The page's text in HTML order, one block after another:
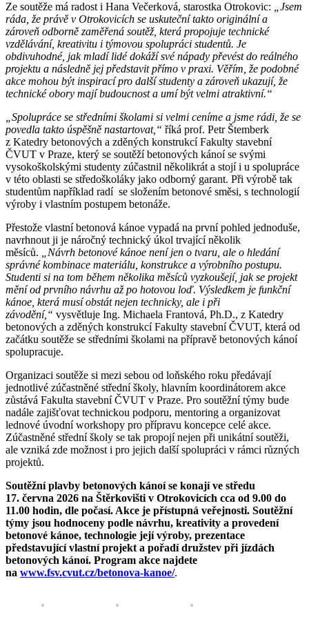
Ze soutěže má radost i Hana Večerková, starostka Otrokovic:
„Jsem
ráda, že právě v Otrokovicích se uskuteční takto originální a
zároveň odborně zaměřená soutěž, která propojuje technické
vzdělávání, kreativitu i týmovou spolupráci studentů. Je
obdivuhodné, jak mladí lidé dokáží své nápady převést do reálného
projektu a následně jej představit přímo v praxi. Věřím, že podobné
akce mohou být inspirací pro další studenty a zároveň ukazují, že
technické obory mají budoucnost a umí být velmi atraktivní.“
„Spolupráce se středními školami si velmi ceníme a jsme rádi, že se
povedla takto úspěšně nastartovat,“ říká prof. Petr Štemberk
z Katedry betonových a zděných konstrukcí Fakulty stavební
ČVUT v Praze, který se soutěží betonových kánoí se svými
vysokoškolskými studenty zúčastnil několikrát a stojí i u spolupráce
v této oblasti se středoškoláky jako odborný garant. Při výrobě tak
studentům například radí se složením betonové směsi, s technologií
výroby i vlastním postupem betonáže.
Přestože vlastní betonová kánoe vypadá na první pohled jednoduše,
navrhnout ji je náročný technický úkol trvající několik
měsíců. „Návrh betonové kánoe není jen o tvaru, ale o hledání
správné kombinace materiálu, konstrukce a výrobního postupu.
Studenti si na tom během několika měsíců vyzkoušejí, jak se projekt
mění od prvního návrhu až po hotovou loď. Výsledkem je funkční
kánoe, která musí obstát nejen technicky, ale i při
závodění,“ vysvětluje Ing. Michaela Frantová, Ph.D., z Katedry
betonových a zděných konstrukcí Fakulty stavební ČVUT, která od
začátku soutěže se středními školami na přípravě betonových kánoí
spolupracuje.
Organizaci soutěže si mezi sebou od loňského roku předávají
jednotlivé zúčastněné střední školy, hlavním koordinátorem akce
zůstává Fakulta stavební ČVUT v Praze. Pro soutěžní týmy bude
nadále zajišťovat technickou podporu, mentoring a organizovat
lednové úvodní workshopy pro přípravu koncepce celé akce.
Zúčastněné střední školy se tak propojí nejen při unikátní soutěži,
ale vzniká zde možnost i pro jejich další spolupráci v rámci různých
projektů.
Soutěžní plavby betonových kánoí se konajíve středu
17. června 2026 na Štěrkovišti v Otrokovicích cca od 9.00 do
11.00 hodin, dle počasí. Akce je přístupná veřejnosti. Soutěžní
týmy jsou hodnoceny podle návrhu, kreativity a provedení
betonové kánoe, technologie její výroby, prezentace
představující vlastní projekt a pořadí družstev při jízdách
betonových kánoí. Program akce najdete
na www.fsv.cvut.cz/betonova-kanoe/.